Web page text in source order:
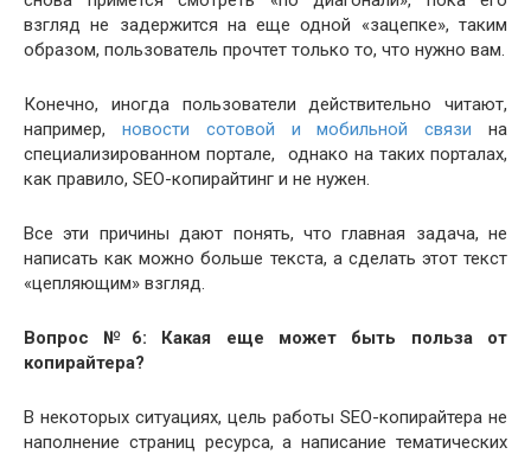
взгляд не задержится на еще одной «зацепке», таким
образом, пользователь прочтет только то, что нужно вам.
Конечно, иногда пользователи действительно читают,
например, новости сотовой и мобильной связи на
специализированном портале, однако на таких порталах,
как правило, SEO-копирайтинг и не нужен.
Все эти причины дают понять, что главная задача, не
написать как можно больше текста, а сделать этот текст
«цепляющим» взгляд.
Вопрос №6: Какая еще может быть польза от
копирайтера?
В некоторых ситуациях, цель работы SEO-копирайтера не
наполнение страниц ресурса, а написание тематических